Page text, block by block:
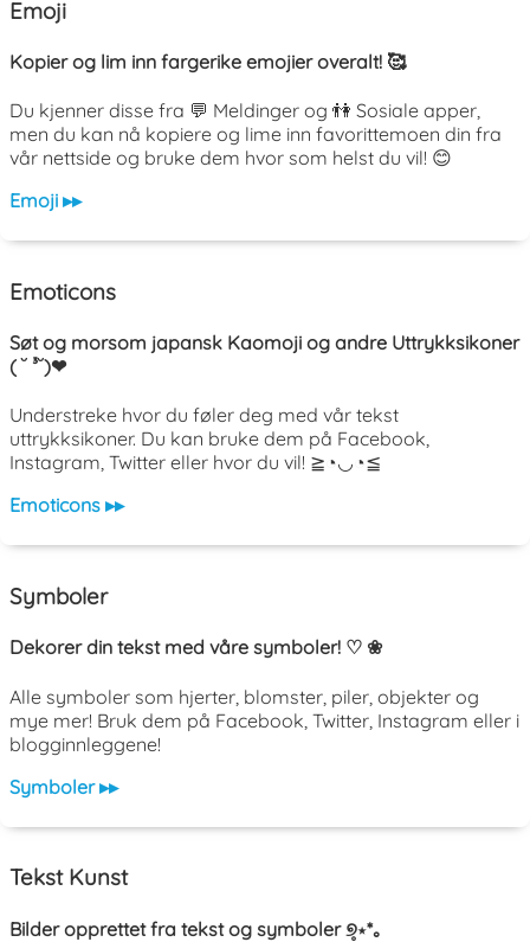
Emoji
Kopier og lim inn fargerike emojier overalt! 🥰
Du kjenner disse fra 💬 Meldinger og 👫 Sosiale apper,
men du kan nå kopiere og lime inn favorittemoen din fra
vår nettside og bruke dem hvor som helst du vil! 😊
Emoji ▸▸
Emoticons
Søt og morsom japansk Kaomoji og andre Uttrykksikoner
( ˘ ³˘)❤
Understreke hvor du føler deg med vår tekst
uttrykksikoner. Du kan bruke dem på Facebook,
Instagram, Twitter eller hvor du vil! ≧◔◡◔≦
Emoticons ▸▸
Symboler
Dekorer din tekst med våre symboler! ♡ ❀
Alle symboler som hjerter, blomster, piler, objekter og
mye mer! Bruk dem på Facebook, Twitter, Instagram eller i
blogginnleggene!
Symboler ▸▸
Tekst Kunst
Bilder opprettet fra tekst og symboler ୭̥⋆*｡